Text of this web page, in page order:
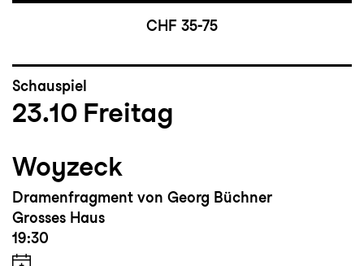
CHF 35-75
Schauspiel
23.10 Freitag
Woyzeck
Dramenfragment von Georg Büchner
Grosses Haus
19:30